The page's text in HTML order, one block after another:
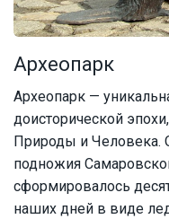
Археопарк
Археопарк —
доисторической
Природы и Человека.
подножия
сформировалось
наших дней в виде